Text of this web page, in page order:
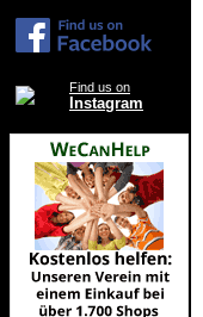
Find us on
Instagram